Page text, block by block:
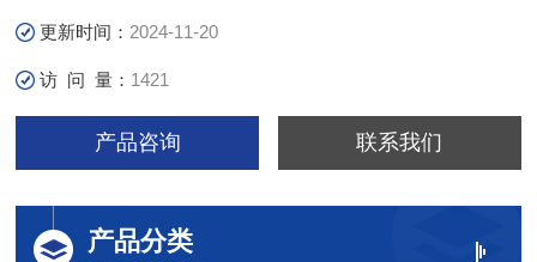
更新时间： 2024-11-20
访 问 量： 1421
产品咨询 联系我们
产品分类